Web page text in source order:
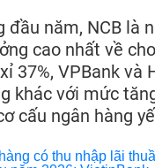
đầu năm, NCB là
cao nhất về
37%, VPBank và
khác với mức
cấu ngân hàng